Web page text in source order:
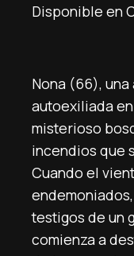
Disponible en
Nona (66),
autoexiliada
misterioso
incendios que
Cuando el
testigos de un
comienza a